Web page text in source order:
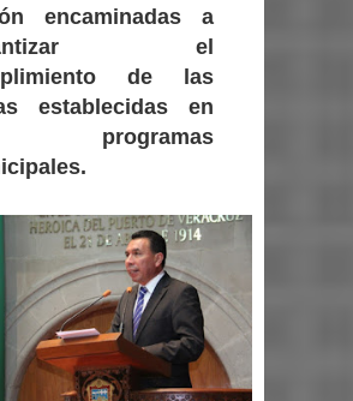
encaminadas a
el
de las
establecidas en
programas